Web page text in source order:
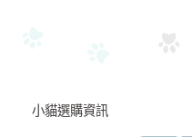
小貓選購資訊